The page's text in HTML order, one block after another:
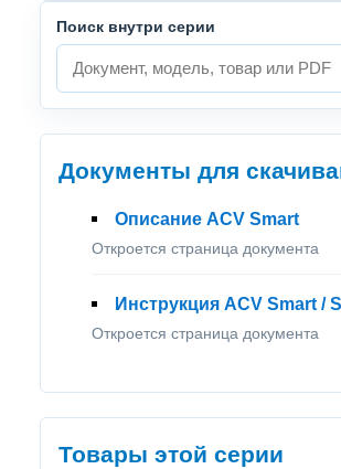
Поиск внутри серии
Документы для
Описание ACV Smart
Откроется страница документа
Инструкция ACV Smart /
Откроется страница документа
Товары этой серии